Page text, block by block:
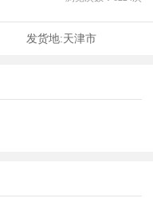
发货地:天津市